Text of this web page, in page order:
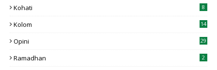
Kohati 8
Kolom 14
Opini 29
Ramadhan 2